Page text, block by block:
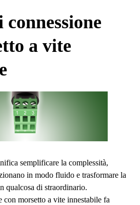
connessione
a vite
semplificare la complessità,
in modo fluido e trasformare la
qualcosa di straordinario.
con morsetto a vite innestabile fa